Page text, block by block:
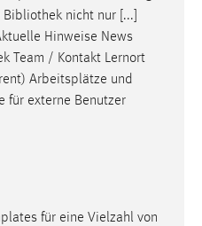
Bibliothek nicht nur [...]
Hinweise News
Team / Kontakt Lernort
Arbeitsplätze und
für externe Benutzer
für eine Vielzahl von